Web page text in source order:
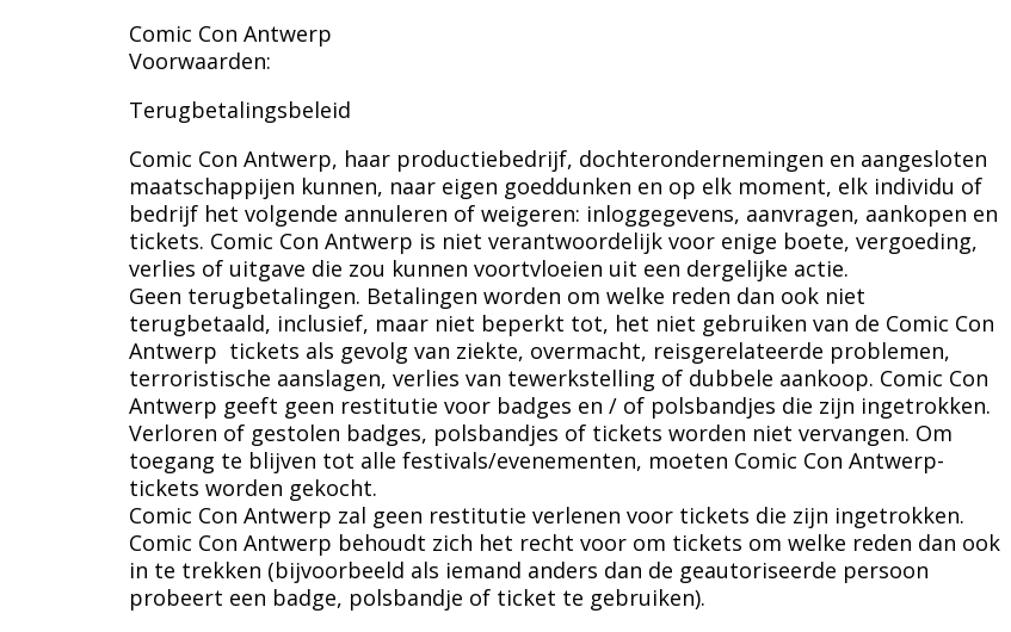
Comic Con Antwerp
Voorwaarden:
Terugbetalingsbeleid
Comic Con Antwerp, haar productiebedrijf, dochterondernemingen en aangesloten
maatschappijen kunnen, naar eigen goeddunken en op elk moment, elk individu of
bedrijf het volgende annuleren of weigeren: inloggegevens, aanvragen, aankopen en
tickets. Comic Con Antwerp is niet verantwoordelijk voor enige boete, vergoeding,
verlies of uitgave die zou kunnen voortvloeien uit een dergelijke actie.
Geen terugbetalingen. Betalingen worden om welke reden dan ook niet
terugbetaald, inclusief, maar niet beperkt tot, het niet gebruiken van de Comic Con
Antwerp tickets als gevolg van ziekte, overmacht, reisgerelateerde problemen,
terroristische aanslagen, verlies van tewerkstelling of dubbele aankoop. Comic Con
Antwerp geeft geen restitutie voor badges en / of polsbandjes die zijn ingetrokken.
Verloren of gestolen badges, polsbandjes of tickets worden niet vervangen. Om
toegang te blijven tot alle festivals/evenementen, moeten Comic Con Antwerp-
tickets worden gekocht.
Comic Con Antwerp zal geen restitutie verlenen voor tickets die zijn ingetrokken.
Comic Con Antwerp behoudt zich het recht voor om tickets om welke reden dan ook
in te trekken (bijvoorbeeld als iemand anders dan de geautoriseerde persoon
probeert een badge, polsbandje of ticket te gebruiken).